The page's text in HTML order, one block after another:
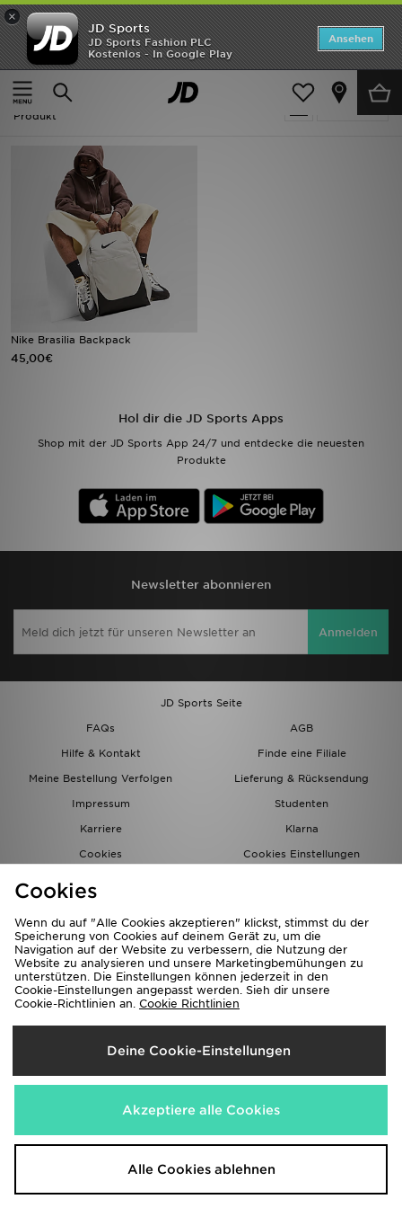
×
JD Sports
JD Sports Fashion PLC
Kostenlos - In Google Play
Ansehen
Home
Frauen
Verfeinern
Frauen - Beige Nike Taschen
Produkt
Nike Brasilia Backpack
45,00€
Hol dir die JD Sports Apps
Shop mit der JD Sports App 24/7 und entdecke die neuesten
Produkte
Newsletter abonnieren
Anmelden
JD Sports Seite
FAQs
AGB
Hilfe & Kontakt
Finde eine Filiale
Meine Bestellung Verfolgen
Lieferung & Rücksendung
Impressum
Studenten
Karriere
Klarna
Cookies
Cookies Einstellungen
Lieferung Nach
Deutschland
Wir akzeptieren folgende Zahlungsmethoden
Corporate Website www.jdplc.com
ANGEBOTE
Neuheiten
Herren
Kinder
Bestsellers
Sport
Filialfinder
Hilfe & Kontakt
Studenten
Cookies
Wenn du auf "Alle Cookies akzeptieren" klickst, stimmst du der
Speicherung von Cookies auf deinem Gerät zu, um die
Navigation auf der Website zu verbessern, die Nutzung der
Website zu analysieren und unsere Marketingbemühungen zu
unterstützen. Die Einstellungen können jederzeit in den
Cookie-Einstellungen angepasst werden. Sieh dir unsere
Cookie-Richtlinien an. Cookie Richtlinien
Deine Cookie-Einstellungen
Akzeptiere alle Cookies
Alle Cookies ablehnen